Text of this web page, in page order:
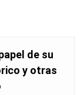
de su
y otras